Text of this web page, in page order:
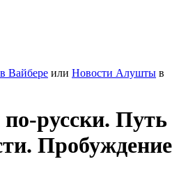
Вайбере или Новости Алушты в
русски. Путь
Пробуждение